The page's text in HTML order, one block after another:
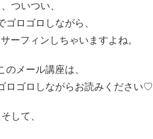
ついつい、
ゴロゴロしながら、
ーフィンしちゃいますよね。
のメール講座は、
ロゴロしながらお読みください♡
そして、